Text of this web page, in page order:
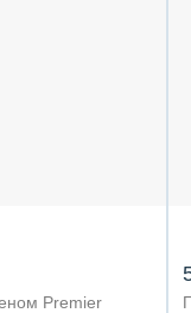
Premier